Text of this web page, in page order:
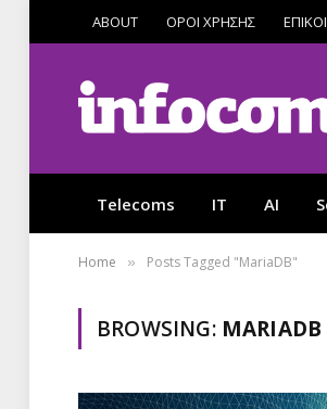
ABOUT ΟΡΟΙ ΧΡΗΣΗΣ
Telecoms IT AI
Home » Posts Tagged "MariaDB"
BROWSING: MARIADB